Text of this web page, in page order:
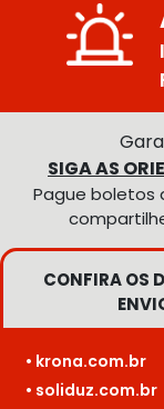
SIGA AS
Pague boletos
CONFIRA OS
• krona.com.br
• soliduz.com.br